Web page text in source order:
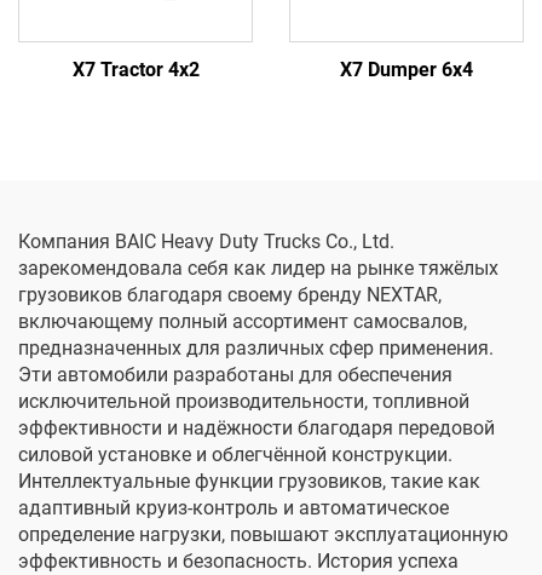
X7 Tractor 4x2 X7 Dumper 6x4
Компания BAIC Heavy Duty Trucks Co., Ltd.
зарекомендовала себя как лидер на рынке тяжёлых
грузовиков благодаря своему бренду NEXTAR,
включающему полный ассортимент самосвалов,
предназначенных для различных сфер применения.
Эти автомобили разработаны для обеспечения
исключительной производительности, топливной
эффективности и надёжности благодаря передовой
силовой установке и облегчённой конструкции.
Интеллектуальные функции грузовиков, такие как
адаптивный круиз-контроль и автоматическое
определение нагрузки, повышают эксплуатационную
эффективность и безопасность. История успеха